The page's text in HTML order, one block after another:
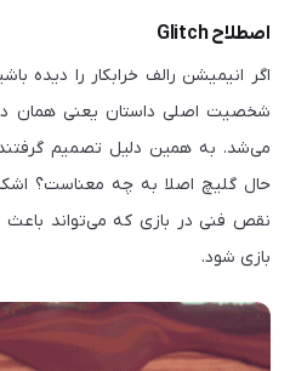
اصطلاح Glitch
اگر انیمیشن رالف خرابکار را دیده
شخصیت اصلی داستان یعنی همان
می‌شد. به همین دلیل تصمیم
نقص فنی در بازی که می‌تواند باعث
بازی شود.